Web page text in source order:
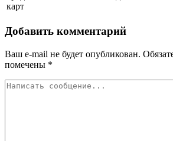
карт
Добавить комментарий
Ваш e-mail не будет опубликован.
помечены *